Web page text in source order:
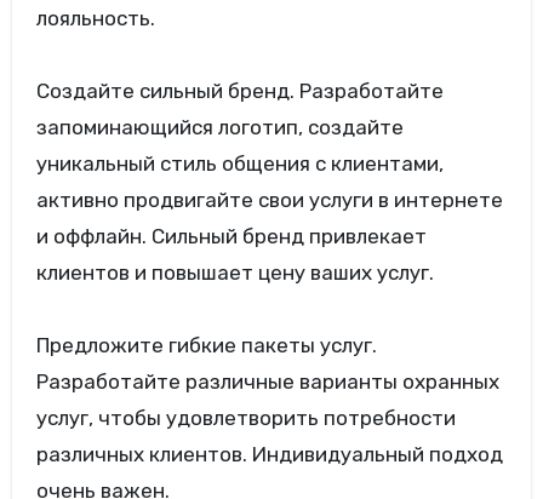
лояльность.
Создайте сильный бренд. Разработайте
запоминающийся логотип, создайте
уникальный стиль общения с клиентами,
активно продвигайте свои услуги в интернете
и оффлайн. Сильный бренд привлекает
клиентов и повышает цену ваших услуг.
Предложите гибкие пакеты услуг.
Разработайте различные варианты охранных
услуг, чтобы удовлетворить потребности
различных клиентов. Индивидуальный подход
очень важен.